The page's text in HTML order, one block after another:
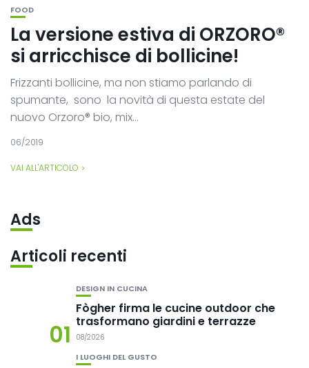
FOOD
La versione estiva di ORZORO®
si arricchisce di bollicine!
Frizzanti bollicine, ma non stiamo parlando di
spumante, sono la novità di questa estate del
nuovo Orzoro® bio, mix...
06/2019
VAI ALL'ARTICOLO
Ads
Articoli recenti
01
DESIGN IN CUCINA
Fògher firma le cucine outdoor che
trasformano giardini e terrazze
08/2026
I LUOGHI DEL GUSTO